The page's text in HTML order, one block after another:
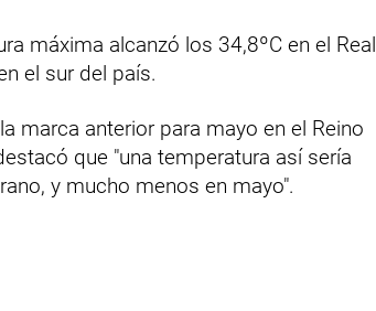
máxima alcanzó los 34,8ºC en el Real
el sur del país.
marca anterior para mayo en el Reino
que "una temperatura así sería
y mucho menos en mayo".